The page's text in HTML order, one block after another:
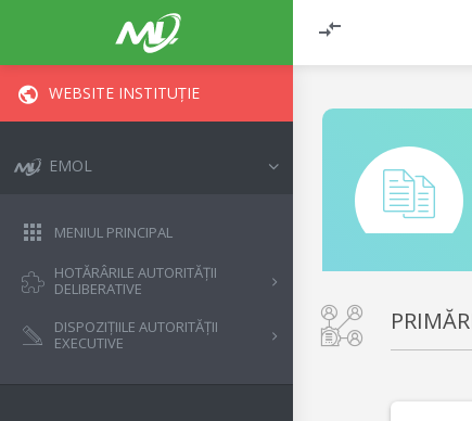
WEBSITE INSTITUȚIE
EMOL
MENIUL PRINCIPAL
HOTĂRÂRILE AUTORITĂȚII
DELIBERATIVE
DISPOZIȚIILE AUTORITĂȚII
EXECUTIVE